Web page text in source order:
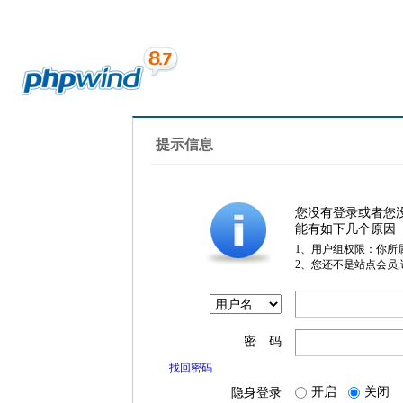
提示信息
您没有登录或者您
能有如下几个原因
1、用户组权限：你所
2、您还不是站点会员
密 码
找回密码
隐身登录 开启 关闭